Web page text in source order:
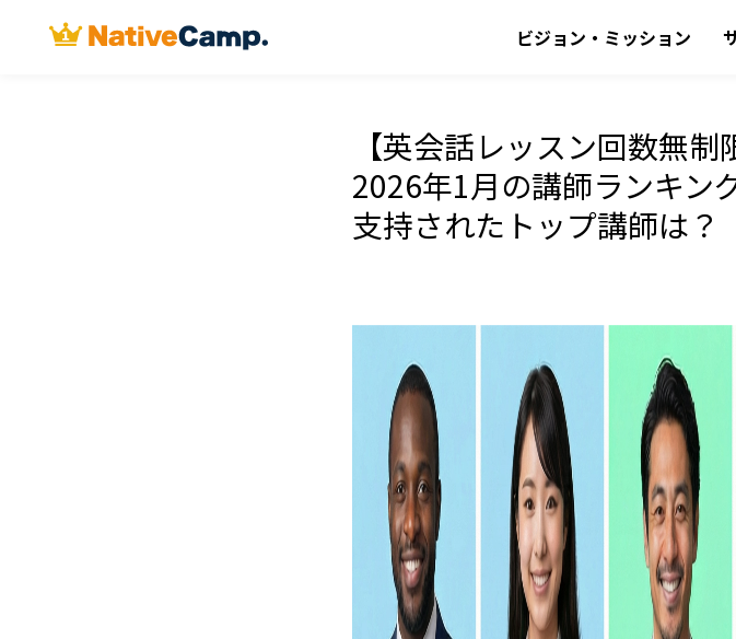
ビジョン・ミッション
【英会話レッスン回数無
2026年1月の講師ランキン
支持されたトップ講師は？